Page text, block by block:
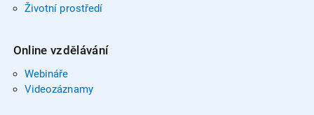
Životní prostředí
Online vzdělávání
Webináře
Videozáznamy